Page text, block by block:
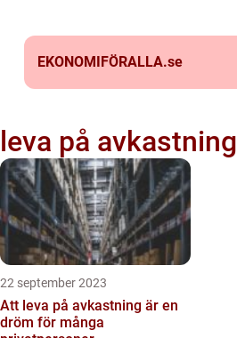
EKONOMIFÖRALLA.se
leva på avkastning
22 september 2023
Att leva på avkastning är en
dröm för många